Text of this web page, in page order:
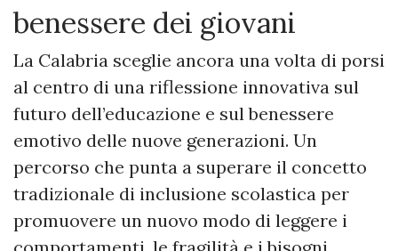
benessere dei giovani
La Calabria sceglie ancora una volta di porsi
al centro di una riflessione innovativa sul
futuro dell’educazione e sul benessere
emotivo delle nuove generazioni. Un
percorso che punta a superare il concetto
tradizionale di inclusione scolastica per
promuovere un nuovo modo di leggere i